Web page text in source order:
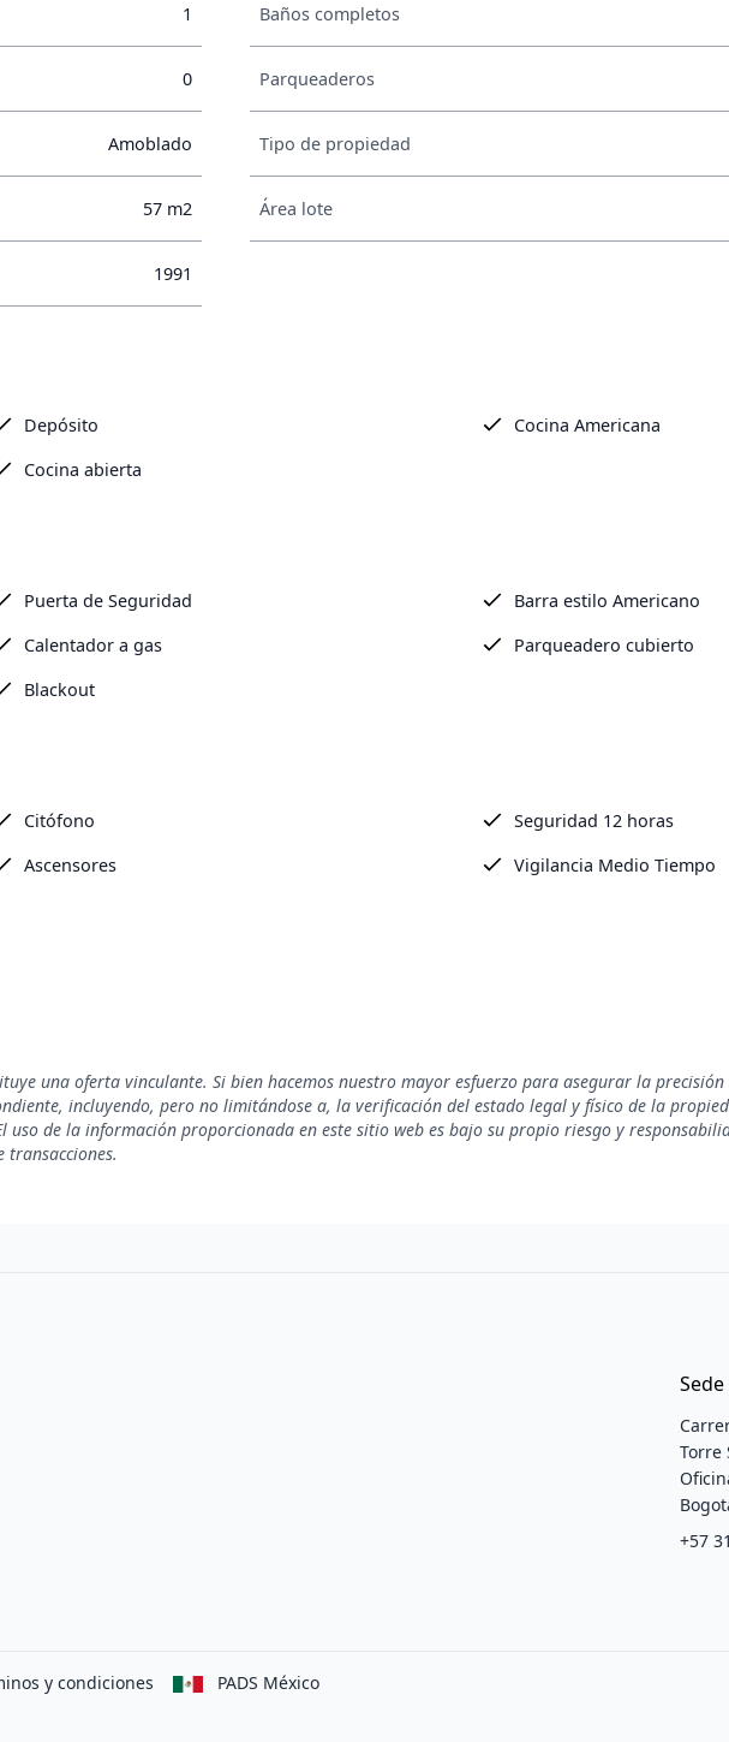
1 Baños completos
0 Parqueaderos
Amoblado Tipo de propiedad
57 m2 Área lote
1991
Depósito
Cocina Americana
Cocina abierta
Puerta de Seguridad
Barra estilo Americano
Calentador a gas
Parqueadero cubierto
Blackout
Citófono
Seguridad 12 horas
Ascensores Vigilancia Medio Tiempo
una oferta vinculante. Si bien hacemos nuestro mayor esfuerzo para asegurar la
incluyendo, pero no limitándose a, la verificación del estado legal y físico de la
de la información proporcionada en este sitio web es bajo su propio riesgo y
Torre
+57
y condiciones PADS México